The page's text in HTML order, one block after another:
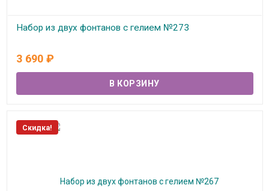
Набор из двух фонтанов с гелием №273
3 690 ₽
Скидка!